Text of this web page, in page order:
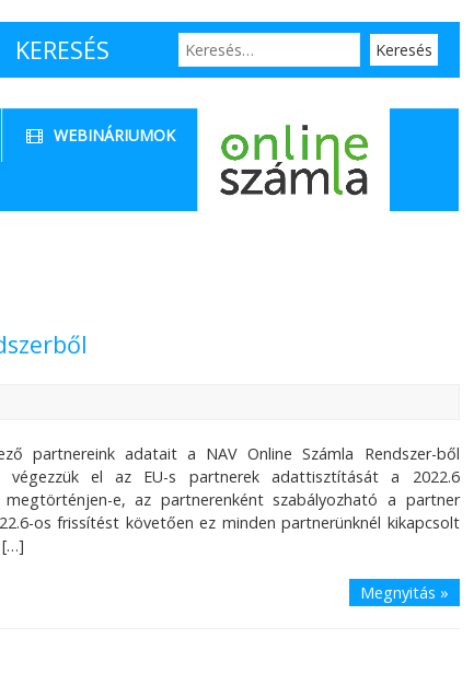
KERESÉS
WEBINÁRIUMOK
partnereink adatait a NAV Online Számla Rendszer-ből
el az EU-s partnerek adattisztítását a 2022.6
e, az partnerenként szabályozható a partner
os frissítést követően ez minden partnerünknél kikapcsolt
[…]
Megnyitás »